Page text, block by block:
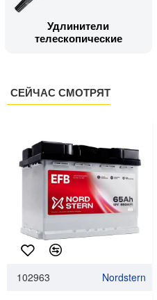
Удлинители
телескопические
СЕЙЧАС СМОТРЯТ
102963 Nordstern